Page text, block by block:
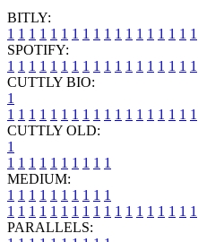
BITLY:
1 1 1 1 1 1 1 1 1 1 1 1 1 1 1 1 1 1
SPOTIFY:
1 1 1 1 1 1 1 1 1 1 1 1 1 1 1 1 1 1
CUTTLY BIO:
1
1 1 1 1 1 1 1 1 1 1 1 1 1 1 1 1 1 1
CUTTLY OLD:
1
1 1 1 1 1 1 1 1 1 1
MEDIUM:
1 1 1 1 1 1 1 1 1 1
1 1 1 1 1 1 1 1 1 1 1 1 1 1 1 1 1 1
PARALLELS: